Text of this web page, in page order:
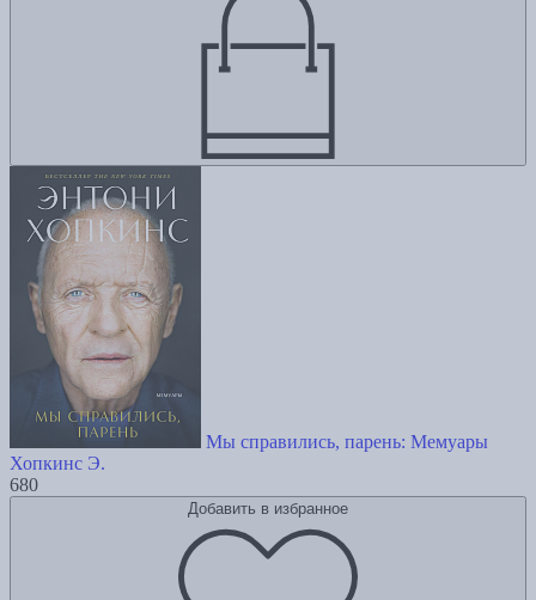
Мы справились, парень: Мемуары
Хопкинс Э.
680
Добавить в избранное